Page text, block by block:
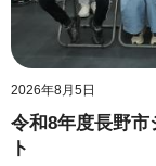
2026年8月5日
令和8年度長野
ト